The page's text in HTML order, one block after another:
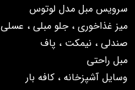
سرویس مبل مدل لوتوس
میز غذاخوری ، جلو مبلی ، عسلی
صندلی ، نیمکت ، پاف
مبل راحتی
وسایل آشپزخانه ، کافه بار